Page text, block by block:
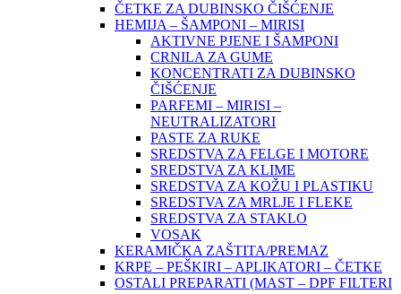
ČETKE ZA DUBINSKO ČIŠĆENJE
HEMIJA – ŠAMPONI – MIRISI
AKTIVNE PJENE I ŠAMPONI
CRNILA ZA GUME
KONCENTRATI ZA DUBINSKO
ČIŠĆENJE
PARFEMI – MIRISI –
NEUTRALIZATORI
PASTE ZA RUKE
SREDSTVA ZA FELGE I MOTORE
SREDSTVA ZA KLIME
SREDSTVA ZA KOŽU I PLASTIKU
SREDSTVA ZA MRLJE I FLEKE
SREDSTVA ZA STAKLO
VOSAK
KERAMIČKA ZAŠTITA/PREMAZ
KRPE – PEŠKIRI – APLIKATORI – ČETKE
OSTALI PREPARATI (MAST – DPF FILTERI